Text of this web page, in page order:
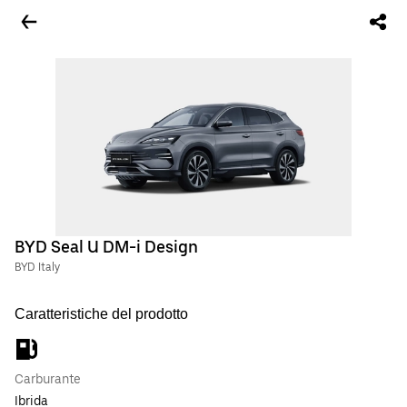
BYD Seal U DM-i Design
BYD Italy
Caratteristiche del prodotto
Carburante
Ibrida